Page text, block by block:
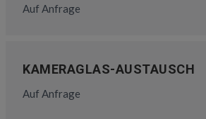
Auf Anfrage
KAMERAGLAS-AUSTAUSCH
Auf Anfrage